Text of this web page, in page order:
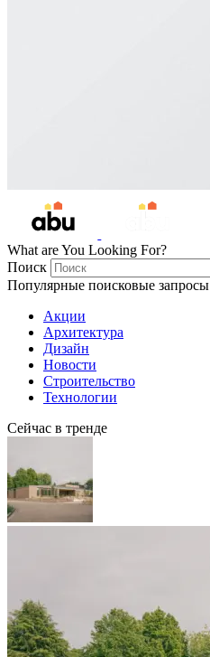
What are You Looking For?
Поиск
Популярные поисковые запросы
Акции
Архитектура
Дизайн
Новости
Строительство
Технологии
Сейчас в тренде